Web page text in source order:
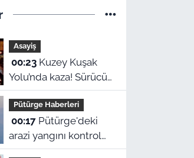
Asayiş
00:23Kuzey Kuşak
Yolu’nda kaza! Sürücü
hastaneye kaldırıldı
Pütürge Haberleri
00:17Pütürge'deki
arazi yangını kontrol
altına alındı! Vali